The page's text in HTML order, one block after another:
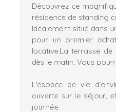
Découvrez ce
résidence de standing
Idéalement situé dans
pour un premier
locative.La terrasse
dès le matin. Vous
L'espace de vie
ouverte sur le séjour,
journée.